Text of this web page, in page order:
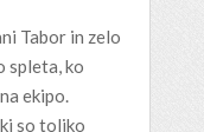
Tabor in zelo
spleta, ko
ekipo.
so toliko